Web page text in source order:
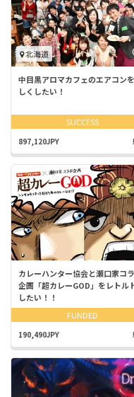
北海道
中目黒アロマカフェのエアコン
しくしたい！
SUCCESS
897,120JPY
カレーハンター協会と瀬口家コ
企画「超カレーGOD」をレトル
したい！！
FUNDED
190,490JPY